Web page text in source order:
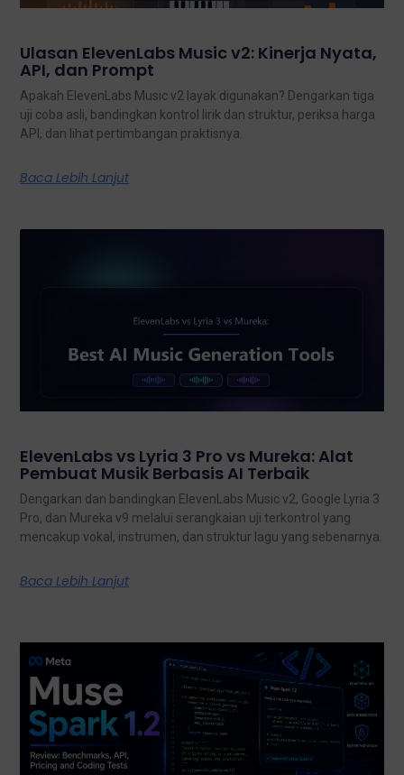
Ulasan ElevenLabs Music v2: Kinerja Nyata,
API, dan Prompt
Apakah ElevenLabs Music v2 layak digunakan? Dengarkan tiga
uji coba asli, bandingkan kontrol lirik dan struktur, periksa harga
API, dan lihat pertimbangan praktisnya.
Baca Lebih Lanjut
ElevenLabs vs Lyria 3 Pro vs Mureka: Alat
Pembuat Musik Berbasis AI Terbaik
Dengarkan dan bandingkan ElevenLabs Music v2, Google Lyria 3
Pro, dan Mureka v9 melalui serangkaian uji terkontrol yang
mencakup vokal, instrumen, dan struktur lagu yang sebenarnya.
Baca Lebih Lanjut